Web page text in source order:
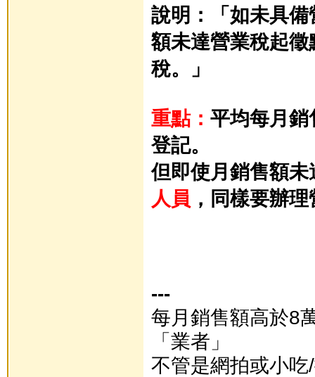
說明：「如未具
額未達營業稅起
稅。」
重點： 平均每月
登記。
但即使月銷售額
人員 ，同樣要辦
---
每月銷售額高於8
「業者」
不管是網拍或小